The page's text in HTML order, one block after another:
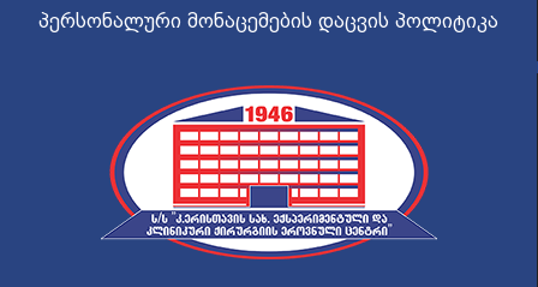
პერსონალური მონაცემების დაცვის პოლიტიკა